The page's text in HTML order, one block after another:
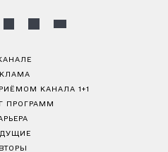
КАНАЛА 1+1
ПРОГРАММ